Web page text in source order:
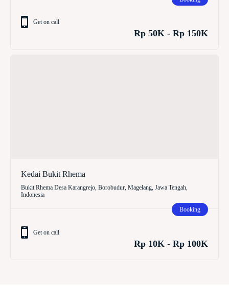
Get on call
Rp 50K - Rp 150K
Kedai Bukit Rhema
Bukit Rhema Desa Karangrejo, Borobudur, Magelang, Jawa Tengah,
Indonesia
Booking
Get on call
Rp 10K - Rp 100K